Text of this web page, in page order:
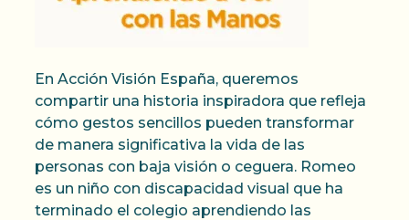
En Acción Visión España, queremos
compartir una historia inspiradora que refleja
cómo gestos sencillos pueden transformar
de manera significativa la vida de las
personas con baja visión o ceguera. Romeo
es un niño con discapacidad visual que ha
terminado el colegio aprendiendo las